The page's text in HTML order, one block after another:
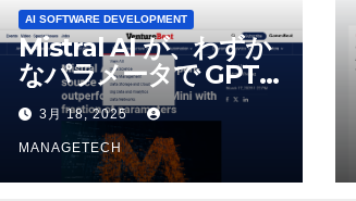
AI SOFTWARE DEVELOPMENT
Mistral AI が、わずか
なパラメータで GPT-
4o Mini を上回る新し
いオープンソース モ
デルをリリース |
VentureBeat
3月 18, 2025
MANAGETECH